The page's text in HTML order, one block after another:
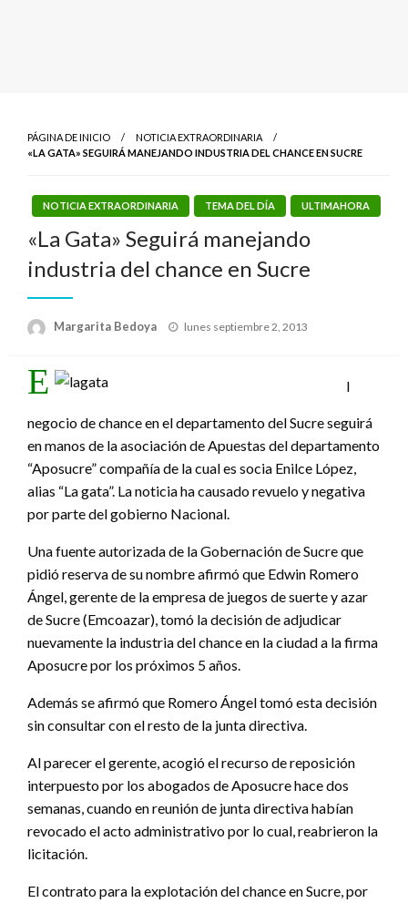
PÁGINA DE INICIO
NOTICIA EXTRAORDINARIA
«LA GATA» SEGUIRÁ MANEJANDO INDUSTRIA DEL CHANCE EN SUCRE
NOTICIA EXTRAORDINARIA TEMA DEL DÍA ULTIMAHORA
«La Gata» Seguirá manejando
industria del chance en Sucre
Margarita Bedoya
Publicado
lunes septiembre 2, 2013
E l
negocio de chance en el departamento del Sucre seguirá
en manos de la asociación de Apuestas del departamento
“Aposucre” compañía de la cual es socia Enilce López,
alias “La gata”. La noticia ha causado revuelo y negativa
por parte del gobierno Nacional.
Una fuente autorizada de la Gobernación de Sucre que
pidió reserva de su nombre afirmó que Edwin Romero
Ángel, gerente de la empresa de juegos de suerte y azar
de Sucre (Emcoazar), tomó la decisión de adjudicar
nuevamente la industria del chance en la ciudad a la firma
Aposucre por los próximos 5 años.
Además se afirmó que Romero Ángel tomó esta decisión
sin consultar con el resto de la junta directiva.
Al parecer el gerente, acogió el recurso de reposición
interpuesto por los abogados de Aposucre hace dos
semanas, cuando en reunión de junta directiva habían
revocado el acto administrativo por lo cual, reabrieron la
licitación.
El contrato para la explotación del chance en Sucre, por